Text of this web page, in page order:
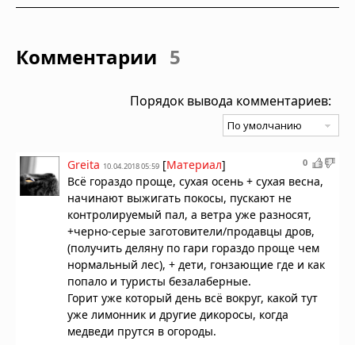
Комментарии 5
Порядок вывода комментариев:
0
Greita 10.04.2018 05:59 [Материал]
Всё гораздо проще, сухая осень + сухая весна,
начинают выжигать покосы, пускают не
контролируемый пал, а ветра уже разносят,
+черно-серые заготовители/продавцы дров,
(получить деляну по гари гораздо проще чем
нормальный лес), + дети, гонзающие где и как
попало и туристы безалаберные.
Горит уже который день всё вокруг, какой тут
уже лимонник и другие дикоросы, когда
медведи прутся в огороды.